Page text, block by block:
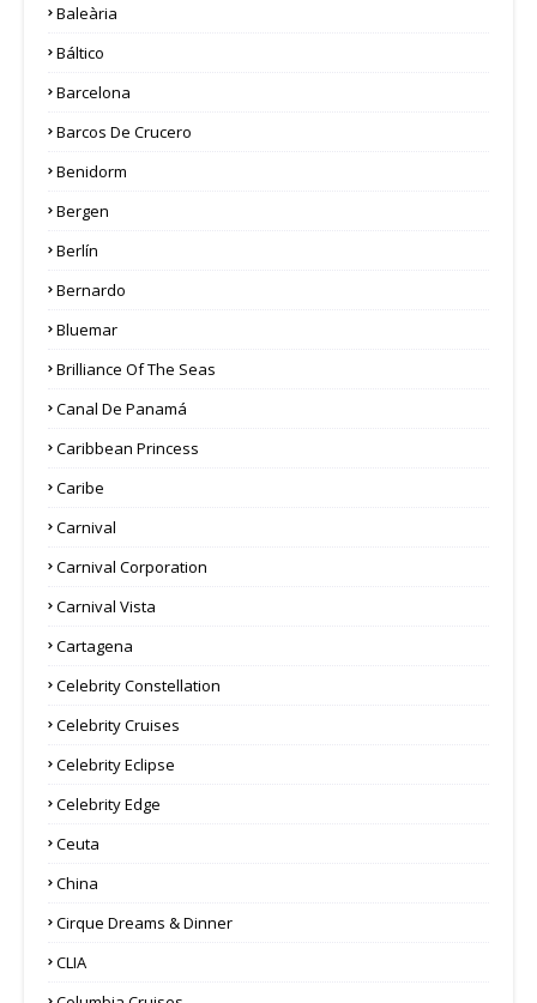
Baleària
Báltico
Barcelona
Barcos De Crucero
Benidorm
Bergen
Berlín
Bernardo
Bluemar
Brilliance Of The Seas
Canal De Panamá
Caribbean Princess
Caribe
Carnival
Carnival Corporation
Carnival Vista
Cartagena
Celebrity Constellation
Celebrity Cruises
Celebrity Eclipse
Celebrity Edge
Ceuta
China
Cirque Dreams & Dinner
CLIA